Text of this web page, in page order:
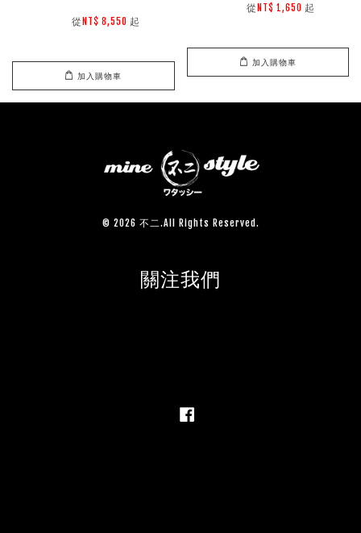
        從
NT$ 8,550 起
加入購物車
        從
NT$ 1,650 起
加入購物車
© 2026 不二.All Rights Reserved.
關注我們